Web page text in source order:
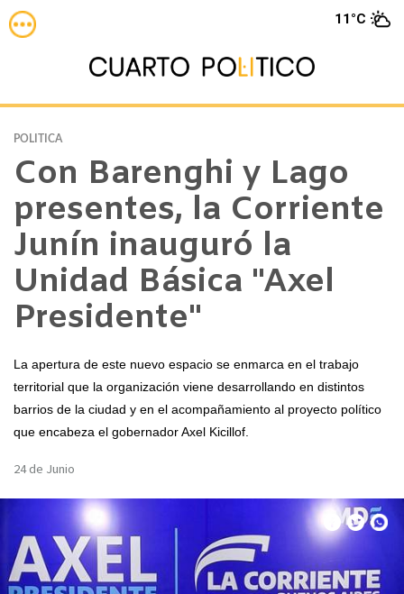
11°C
POLITICA
Con Barenghi y Lago
presentes, la Corriente
Junín inauguró la
Unidad Básica "Axel
Presidente"
La apertura de este nuevo espacio se enmarca en el trabajo
territorial que la organización viene desarrollando en distintos
barrios de la ciudad y en el acompañamiento al proyecto político
que encabeza el gobernador Axel Kicillof.
24 de Junio